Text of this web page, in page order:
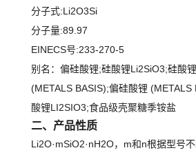
分子式:Li2O3Si
分子量:89.97
EINECS号:233-270-5
别名：偏硅酸锂;硅酸锂Li2SiO3;硅酸
(METALS BASIS);偏硅酸锂 (METALS
酸锂LI2SIO3;食品级壳聚糖季铵盐
二、产品性质
Li2O·mSiO2·nH2O，m和n根据型号